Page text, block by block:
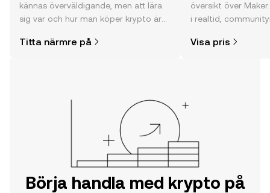
kännas överväldigande, men att lära
sig var och hur man köper krypto är
din resa på OKX mobilapp eller direkt
Titta närmre på
översikt över
i realtid,
Visa pris
Börja handla med krypto på